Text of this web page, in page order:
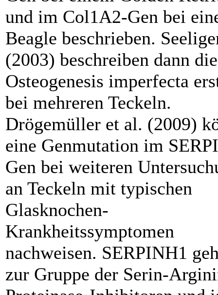
und im Col1A2-Gen bei
Beagle beschrieben.
(2003) beschreiben dann die
Osteogenesis imperfecta
bei mehreren Teckeln.
Drögemüller et al. (2009)
eine Genmutation im
Gen bei weiteren
an Teckeln mit typischen
Glasknochen-
Krankheitssymptomen
nachweisen. SERPINH1
zur Gruppe der Serin-